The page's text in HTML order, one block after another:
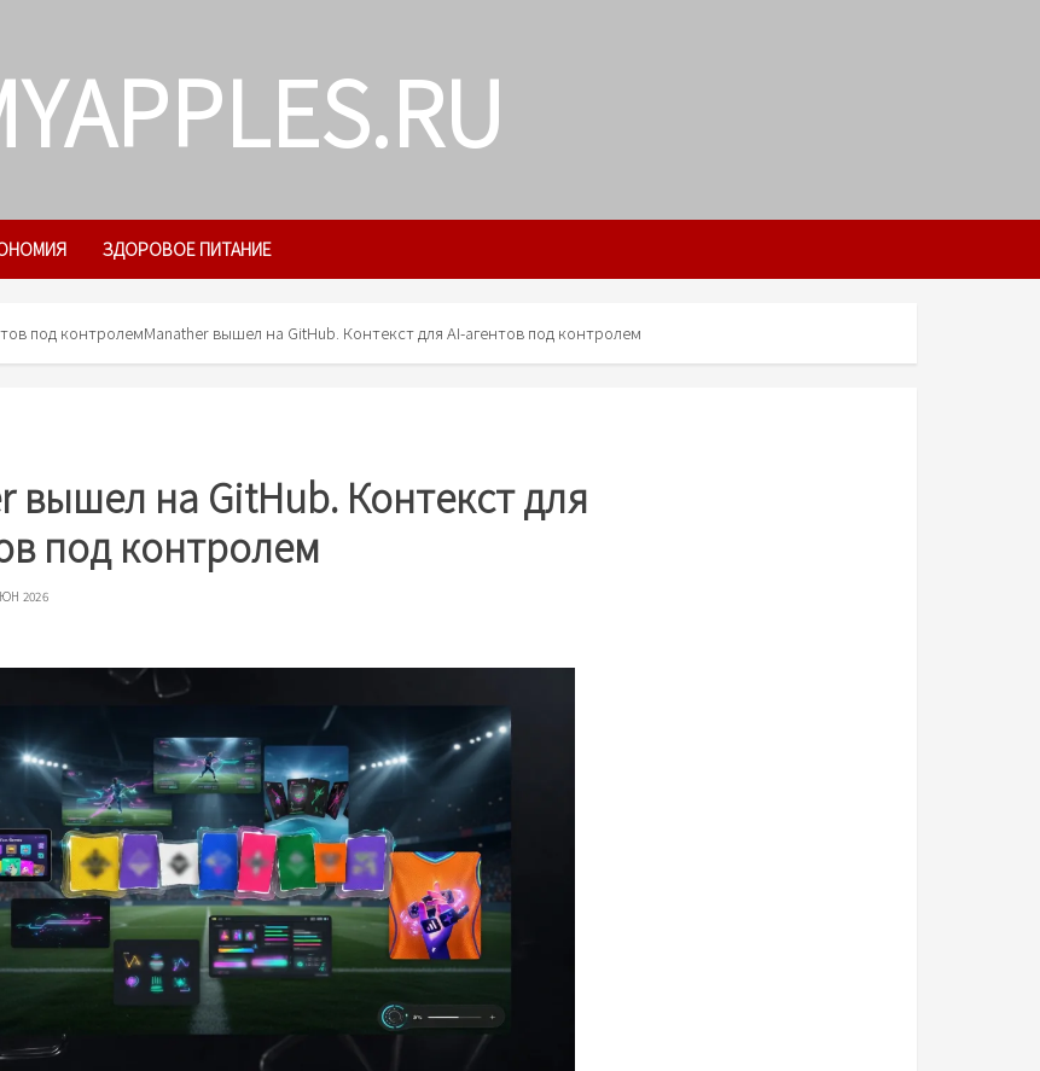
ЗДОРОВОЕ ПИТАНИЕ
под контролемManather вышел на GitHub. Контекст для AI-агентов под контролем
вышел на GitHub. Контекст для
под контролем
2026